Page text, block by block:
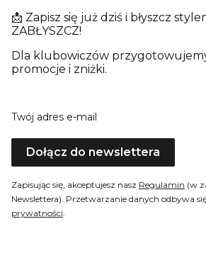
📩 Zapisz się już dziś i błyszcz
ZABŁYSZCZ!
Dla klubowiczów
promocje i zniżki.
Twój adres e-mail
Dołącz do newslettera
Zapisując się, akceptujesz nasz Regulamin (w
Newslettera). Przetwarzanie danych odbywa
prywatności